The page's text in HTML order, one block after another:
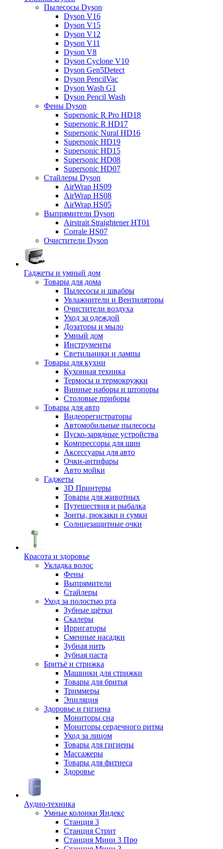
Пылесосы Dyson
Dyson V16
Dyson V15
Dyson V12
Dyson V11
Dyson V8
Dyson Cyclone V10
Dyson Gen5Detect
Dyson PencilVac
Dyson Wash G1
Dyson Pencil Wash
Фены Dyson
Supersonic R Pro HD18
Supersonic R HD17
Supersonic Nural HD16
Supersonic HD19
Supersonic HD15
Supersonic HD08
Supersonic HD07
Стайлеры Dyson
AirWrap HS09
AirWrap HS08
AirWrap HS05
Выпрямители Dyson
Airstrait Straightener HT01
Corrale HS07
Очистители Dyson
Гаджеты и умный дом
Товары для дома
Пылесосы и швабры
Увлажнители и Вентиляторы
Очистители воздуха
Уход за одеждой
Дозаторы и мыло
Умный дом
Инструменты
Светильники и лампы
Товары для кухни
Кухонная техника
Термосы и термокружки
Винные наборы и штопоры
Столовые приборы
Товары для авто
Видеорегистраторы
Автомобильные пылесосы
Пуско-зарядные устройства
Компрессоры для шин
Аксессуары для авто
Очки-антифары
Авто мойки
Гаджеты
3D Принтеры
Товары для животных
Путешествия и рыбалка
Зонты, рюкзаки и сумки
Солнцезащитные очки
Красота и здоровье
Укладка волос
Фены
Выпрямители
Стайлеры
Уход за полостью рта
Зубные щётки
Скалеры
Ирригаторы
Сменные насадки
Зубная нить
Зубная паста
Бритьё и стрижка
Машинки для стрижки
Товары для бритья
Триммеры
Эпиляция
Здоровье и гигиена
Мониторы сна
Мониторы сердечного ритма
Уход за лицом
Товары для гигиены
Массажеры
Товары для фитнеса
Здоровье
Аудио-техника
Умные колонки Яндекс
Станция 3
Станция Стрит
Станция Мини 3 Про